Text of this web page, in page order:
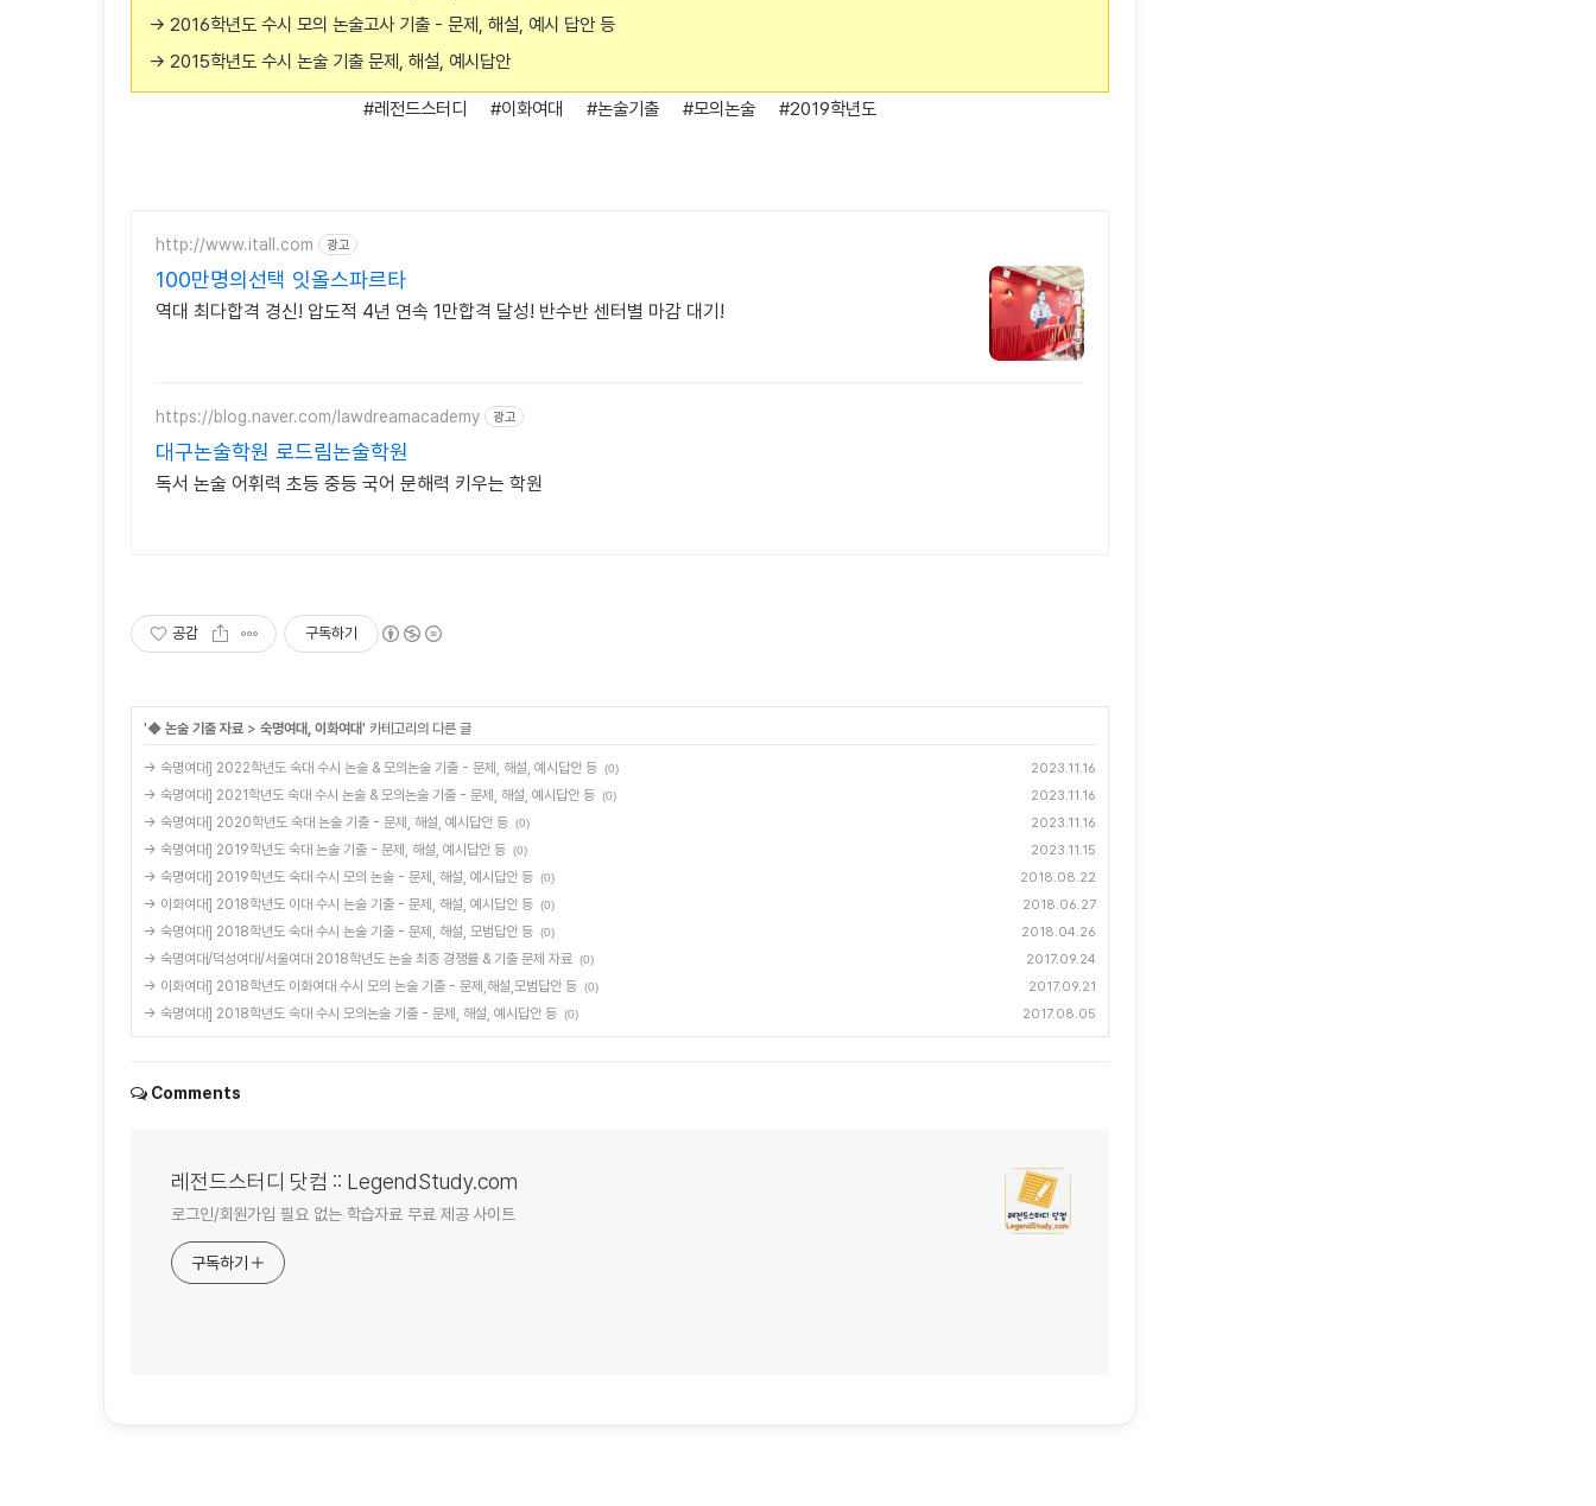
→ 2016학년도 수시 모의 논술고사 기출 - 문제, 해설, 예시 답안 등
→ 2015학년도 수시 논술 기출 문제, 해설, 예시답안
#레전드스터디 #이화여대 #논술기출 #모의논술 #2019학년도
http://www.itall.com 광고
100만명의선택 잇올스파르타
역대 최다합격 경신! 압도적 4년 연속 1만합격 달성! 반수반 센터별 마감 대기!
https://blog.naver.com/lawdreamacademy 광고
대구논술학원 로드림논술학원
독서 논술 어휘력 초등 중등 국어 문해력 키우는 학원
공감 구독하기
'◆ 논술 기출 자료 > 숙명여대, 이화여대' 카테고리의 다른 글
→ 숙명여대] 2022학년도 숙대 수시 논술 & 모의논술 기출 - 문제, 해설, 예시답안 등 (0) 2023.11.16
→ 숙명여대] 2021학년도 숙대 수시 논술 & 모의논술 기출 - 문제, 해설, 예시답안 등 (0) 2023.11.16
→ 숙명여대] 2020학년도 숙대 논술 기출 - 문제, 해설, 예시답안 등 (0) 2023.11.16
→ 숙명여대] 2019학년도 숙대 논술 기출 - 문제, 해설, 예시답안 등 (0) 2023.11.15
→ 숙명여대] 2019학년도 숙대 수시 모의 논술 - 문제, 해설, 예시답안 등 (0) 2018.08.22
→ 이화여대] 2018학년도 이대 수시 논술 기출 - 문제, 해설, 예시답안 등 (0) 2018.06.27
→ 숙명여대] 2018학년도 숙대 수시 논술 기출 - 문제, 해설, 모범답안 등 (0) 2018.04.26
→ 숙명여대/덕성여대/서울여대 2018학년도 논술 최종 경쟁률 & 기출 문제 자료 (0) 2017.09.24
→ 이화여대] 2018학년도 이화여대 수시 모의 논술 기출 - 문제,해설,모범답안 등 (0) 2017.09.21
→ 숙명여대] 2018학년도 숙대 수시 모의논술 기출 - 문제, 해설, 예시답안 등 (0) 2017.08.05
Comments
레전드스터디 닷컴 :: LegendStudy.com
로그인/회원가입 필요 없는 학습자료 무료 제공 사이트
구독하기